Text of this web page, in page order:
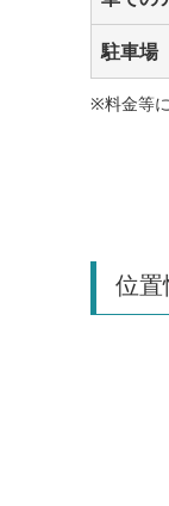
駐車場
※料金等
位置